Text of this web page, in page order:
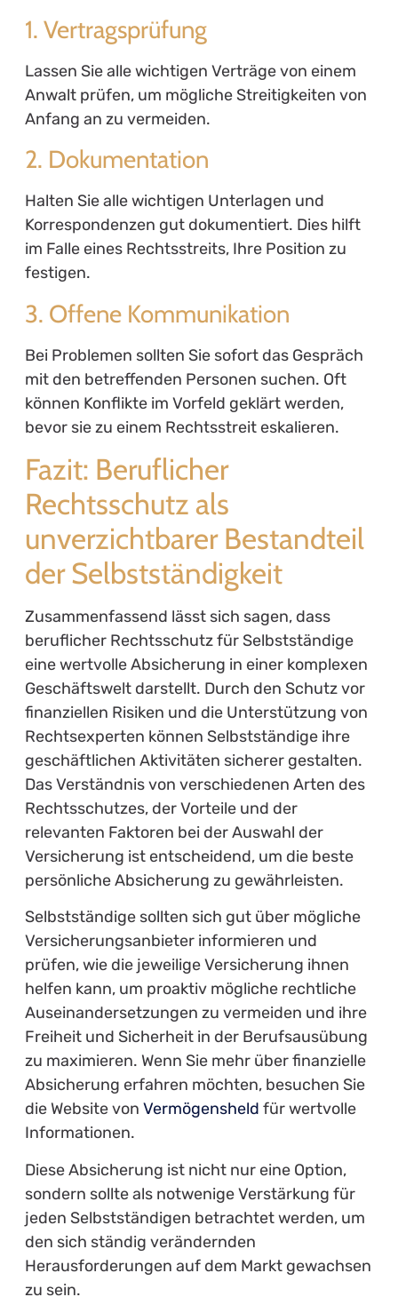
1. Vertragsprüfung
Lassen Sie alle wichtigen Verträge von einem
Anwalt prüfen, um mögliche Streitigkeiten von
Anfang an zu vermeiden.
2. Dokumentation
Halten Sie alle wichtigen Unterlagen und
Korrespondenzen gut dokumentiert. Dies hilft
im Falle eines Rechtsstreits, Ihre Position zu
festigen.
3. Offene Kommunikation
Bei Problemen sollten Sie sofort das Gespräch
mit den betreffenden Personen suchen. Oft
können Konflikte im Vorfeld geklärt werden,
bevor sie zu einem Rechtsstreit eskalieren.
Fazit: Beruflicher
Rechtsschutz als
unverzichtbarer Bestandteil
der Selbstständigkeit
Zusammenfassend lässt sich sagen, dass
beruflicher Rechtsschutz für Selbstständige
eine wertvolle Absicherung in einer komplexen
Geschäftswelt darstellt. Durch den Schutz vor
finanziellen Risiken und die Unterstützung von
Rechtsexperten können Selbstständige ihre
geschäftlichen Aktivitäten sicherer gestalten.
Das Verständnis von verschiedenen Arten des
Rechtsschutzes, der Vorteile und der
relevanten Faktoren bei der Auswahl der
Versicherung ist entscheidend, um die beste
persönliche Absicherung zu gewährleisten.
Selbstständige sollten sich gut über mögliche
Versicherungsanbieter informieren und
prüfen, wie die jeweilige Versicherung ihnen
helfen kann, um proaktiv mögliche rechtliche
Auseinandersetzungen zu vermeiden und ihre
Freiheit und Sicherheit in der Berufsausübung
zu maximieren. Wenn Sie mehr über finanzielle
Absicherung erfahren möchten, besuchen Sie
die Website von Vermögensheld für wertvolle
Informationen.
Diese Absicherung ist nicht nur eine Option,
sondern sollte als notwenige Verstärkung für
jeden Selbstständigen betrachtet werden, um
den sich ständig verändernden
Herausforderungen auf dem Markt gewachsen
zu sein.